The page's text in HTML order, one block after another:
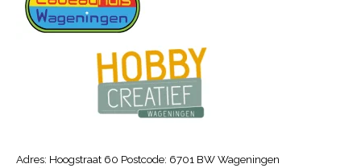
Adres: Hoogstraat 60 Postcode: 6701 BW Wageningen